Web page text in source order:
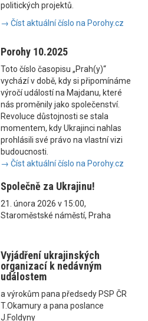
politických projektů.
→ Číst aktuální číslo na Porohy.cz
Porohy 10.2025
Toto číslo časopisu „Prah(y)“
vychází v době, kdy si připomínáme
výročí událostí na Majdanu, které
nás proměnily jako společenství.
Revoluce důstojnosti se stala
momentem, kdy Ukrajinci nahlas
prohlásili své právo na vlastní vizi
budoucnosti.
→ Číst aktuální číslo na Porohy.cz
Společně za Ukrajinu!
21. února 2026 v 15:00,
Staroměstské náměstí, Praha
Vyjádření ukrajinských
organizací k nedávným
událostem
a výrokům pana předsedy PSP ČR
T.Okamury a pana poslance
J.Foldyny